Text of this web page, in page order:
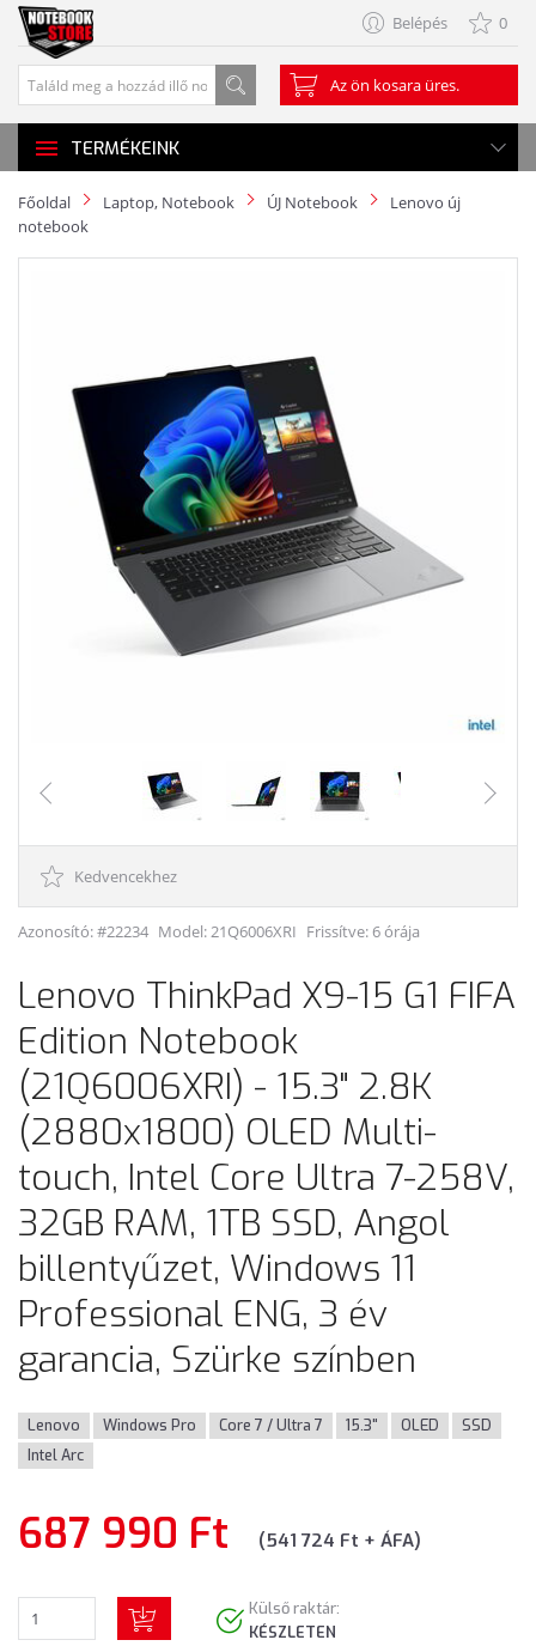
Belépés 0
Az ön kosara üres.
TERMÉKEINK
Főoldal Laptop, Notebook ÚJ Notebook
Lenovo új
notebook
Kedvencekhez
Azonosító: #22234 Model:21Q6006XRI Frissítve: 6 órája
Lenovo ThinkPad X9-15 G1 FIFA
Edition Notebook
(21Q6006XRI) - 15.3" 2.8K
(2880x1800) OLED Multi-
touch, Intel Core Ultra 7-258V,
32GB RAM, 1TB SSD, Angol
billentyűzet, Windows 11
Professional ENG, 3 év
garancia, Szürke színben
Lenovo Windows Pro Core 7 / Ultra 7 15.3" OLED
SSD
Intel Arc
687 990 Ft (541 724 Ft + ÁFA)
Külső raktár:
KÉSZLETEN